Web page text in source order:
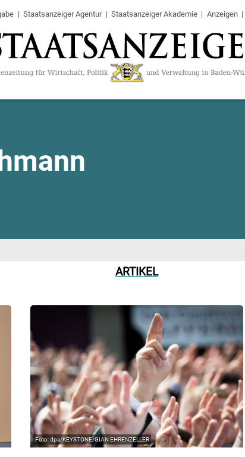
Staatsanzeiger Agentur Staatsanzeiger Akademie Anzeigen
ARTIKEL
dpa/KEYSTONE/GIAN EHRENZELLER